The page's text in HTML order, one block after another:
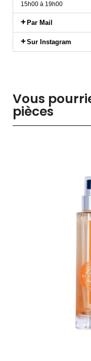
15h00 à 19h00
Par Mail
Sur Instagram
Vous
pièces